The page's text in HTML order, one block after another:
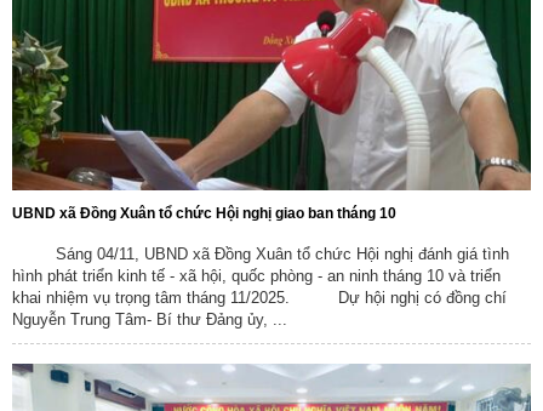
UBND xã Đồng Xuân tổ chức Hội nghị giao ban tháng 10
Sáng 04/11, UBND xã Đồng Xuân tổ chức Hội nghị đánh giá tình
hình phát triển kinh tế - xã hội, quốc phòng - an ninh tháng 10 và triển
khai nhiệm vụ trọng tâm tháng 11/2025. Dự hội nghị có đồng chí
Nguyễn Trung Tâm- Bí thư Đảng ủy, ...